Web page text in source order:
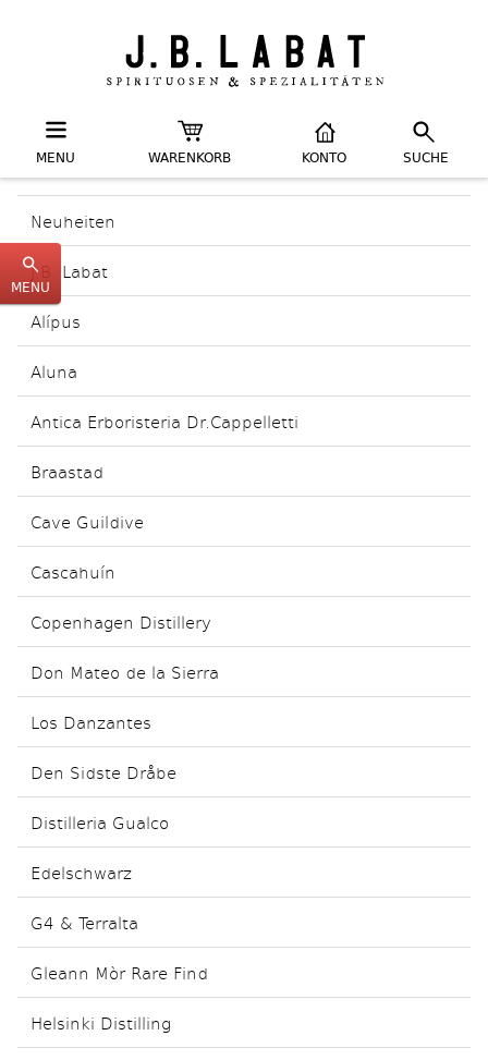
MENU WARENKORB KONTO SUCHE
Neuheiten
J.B. Labat
Alípus
Aluna
Antica Erboristeria Dr.Cappelletti
Braastad
Cave Guildive
Cascahuín
Copenhagen Distillery
Don Mateo de la Sierra
Los Danzantes
Den Sidste Dråbe
Distilleria Gualco
Edelschwarz
G4 & Terralta
Gleann Mòr Rare Find
Helsinki Distilling
MENU